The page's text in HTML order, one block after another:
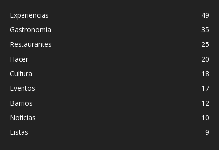
Experiencias
49
Gastronomia
35
Restaurantes
25
Hacer
20
Cultura
18
Eventos
17
Barrios
12
Noticias
10
Listas
9